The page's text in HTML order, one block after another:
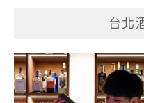
台北